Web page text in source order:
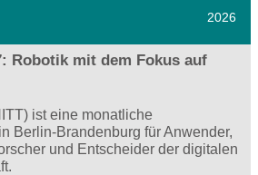
2026
Robotik mit dem Fokus auf
ist eine monatliche
Berlin-Brandenburg für Anwender,
und Entscheider der digitalen